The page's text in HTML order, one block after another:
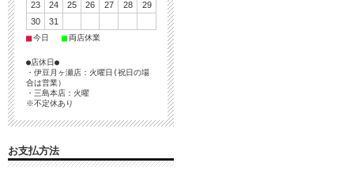
23 24 25 26 27 28
29
30
31
■今日 ■両店休業
●店休日●
・伊豆月ヶ瀬店：火曜日(祝日の場
合は営業）
・三島本店：火曜
※不定休あり
お支払方法